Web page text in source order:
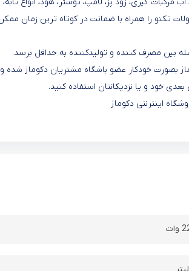
تکنو را همراه با ضمانت در کوتاه ترین زمان
بین مصرف کننده و تولیدکننده به حداقل برسد.
بصورت خودکار عضو باشگاه مشتریان دکوماژ
خود و یا نزدیکانتان استفاده کنید.
اینترنتی دکوماژ